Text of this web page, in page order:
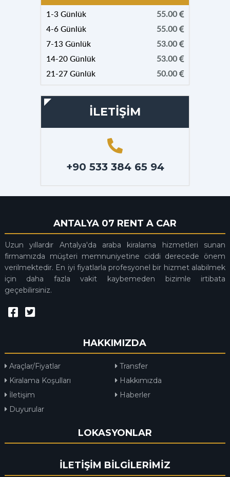
1-3 Günlük
4-6 Günlük
7-13 Günlük
14-20 Günlük
21-27 Günlük
55.00
55.00
53.00
53.00
50.00
İLETİŞİM
+90 533 384 65 94
ANTALYA 07 RENT A CAR
Uzun yıllardır Antalya'da araba kiralama hizmetleri sunan
firmamızda müşteri memnuniyetine ciddi derecede önem
verilmektedir. En iyi fiyatlarla profesyonel bir hizmet alabilmek
için daha fazla vakit kaybemeden bizimle irtibata
geçebilirsiniz.
HAKKIMIZDA
Araçlar/Fiyatlar
Transfer
Kiralama Koşulları
Hakkımızda
İletişim
Haberler
Duyurular
LOKASYONLAR
İLETİŞİM BİLGİLERİMİZ